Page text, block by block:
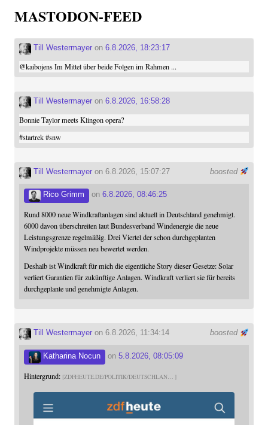
MASTODON-FEED
Till Westermayer on 6.8.2026, 18:23:17
@kaibojensIm Mittel über beide Folgen im Rahmen ...
Till Westermayer on 6.8.2026, 16:58:28
Bonnie Taylor meets Klingon opera?
#startrek#snw
boosted
Till Westermayer on 6.8.2026, 15:07:27
Rico Grimm on 6.8.2026, 08:46:25
Rund 8000 neue Windkraftanlagen sind aktuell in Deutschland genehmigt.
6000 davon überschreiten laut Bundesverband Windenergie die neue
Leistungsgrenze regelmäßig. Drei Viertel der schon durchgeplanten
Windprojekte müssen neu bewertet werden.
Deshalb ist Windkraft für mich die eigentliche Story dieser Gesetze: Solar
verliert Garantien für zukünftige Anlagen. Windkraft verliert sie für bereits
durchgeplante und genehmigte Anlagen.
boosted
Till Westermayer on 6.8.2026, 11:34:14
Katharina Nocun on 5.8.2026, 08:05:09
Hintergrund: ZDFHEUTE.DE/POLITIK/DEUTSCHLAN